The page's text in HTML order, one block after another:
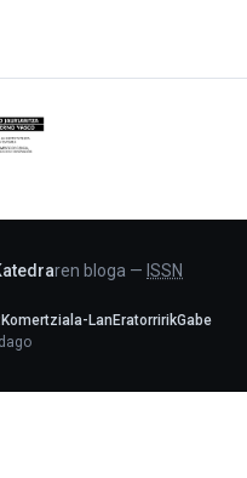
ren bloga — ISSN
LanEratorririkGabe